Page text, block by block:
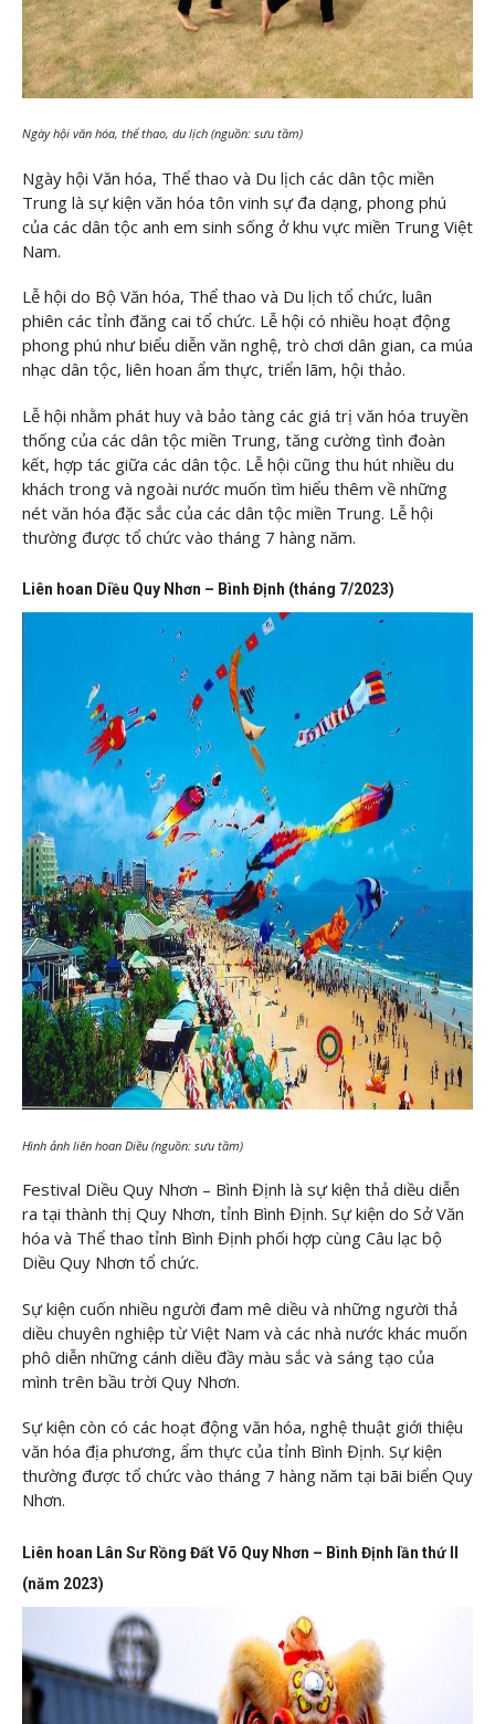
Ngày hội văn hóa, thể thao, du lịch (nguồn: sưu tầm)
Ngày hội Văn hóa, Thể thao và Du lịch các dân tộc miền
Trung là sự kiện văn hóa tôn vinh sự đa dạng, phong phú
của các dân tộc anh em sinh sống ở khu vực miền Trung Việt
Nam.
Lễ hội do Bộ Văn hóa, Thể thao và Du lịch tổ chức, luân
phiên các tỉnh đăng cai tổ chức. Lễ hội có nhiều hoạt động
phong phú như biểu diễn văn nghệ, trò chơi dân gian, ca múa
nhạc dân tộc, liên hoan ẩm thực, triển lãm, hội thảo.
Lễ hội nhằm phát huy và bảo tàng các giá trị văn hóa truyền
thống của các dân tộc miền Trung, tăng cường tình đoàn
kết, hợp tác giữa các dân tộc. Lễ hội cũng thu hút nhiều du
khách trong và ngoài nước muốn tìm hiểu thêm về những
nét văn hóa đặc sắc của các dân tộc miền Trung. Lễ hội
thường được tổ chức vào tháng 7 hàng năm.
Liên hoan Diều Quy Nhơn – Bình Định (tháng 7/2023)
Hình ảnh liên hoan Diều (nguồn: sưu tầm)
Festival Diều Quy Nhơn – Bình Định là sự kiện thả diều diễn
ra tại thành thị Quy Nhơn, tỉnh Bình Định. Sự kiện do Sở Văn
hóa và Thể thao tỉnh Bình Định phối hợp cùng Câu lạc bộ
Diều Quy Nhơn tổ chức.
Sự kiện cuốn nhiều người đam mê diều và những người thả
diều chuyên nghiệp từ Việt Nam và các nhà nước khác muốn
phô diễn những cánh diều đầy màu sắc và sáng tạo của
mình trên bầu trời Quy Nhơn.
Sự kiện còn có các hoạt động văn hóa, nghệ thuật giới thiệu
văn hóa địa phương, ẩm thực của tỉnh Bình Định. Sự kiện
thường được tổ chức vào tháng 7 hàng năm tại bãi biển Quy
Nhơn.
Liên hoan Lân Sư Rồng Đất Võ Quy Nhơn – Bình Định lần thứ II
(năm 2023)